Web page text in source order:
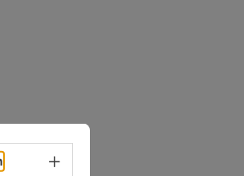
Sprachwahl - Menü öffnen